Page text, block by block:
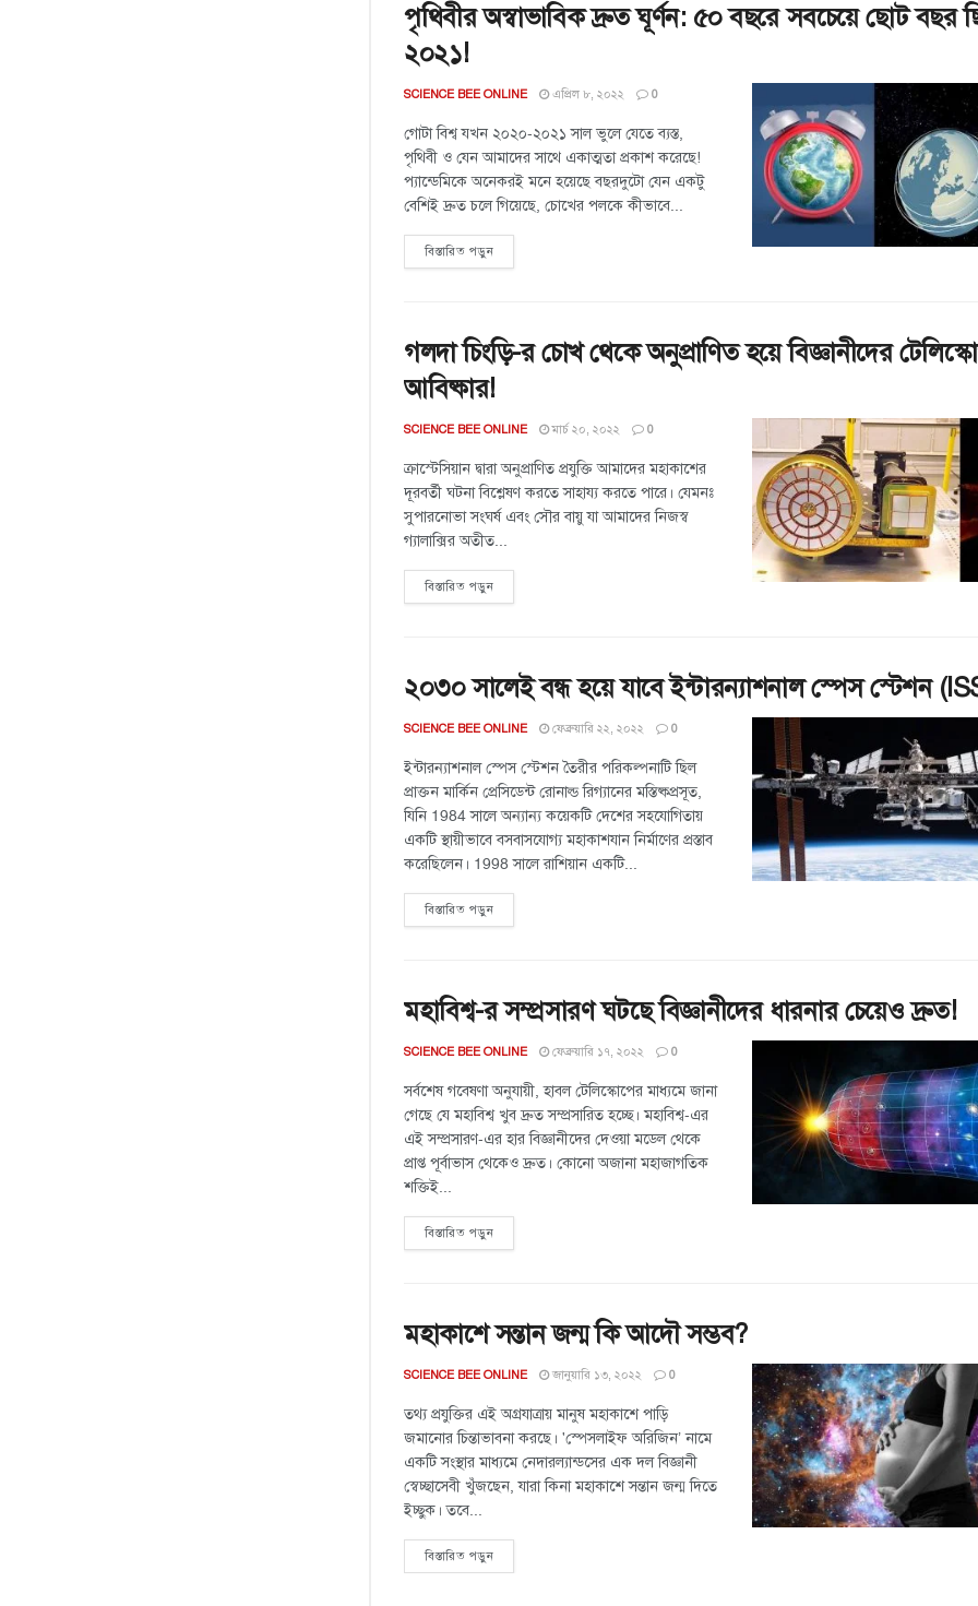
পৃথিবীর অস্বাভাবিক দ্রুত ঘূর্ণন: ৫০ বছরে সবচেয়ে ছোট বছর
২০২১!
SCIENCE BEE ONLINE এপ্রিল ৮, ২০২২ 0
গোটা বিশ্ব যখন ২০২০-২০২১ সাল ভুলে যেতে ব্যস্ত,
পৃথিবী ও যেন আমাদের সাথে একাত্মতা প্রকাশ করেছে!
প্যান্ডেমিকে অনেকরই মনে হয়েছে বছরদুটো যেন একটু
বেশিই দ্রুত চলে গিয়েছে, চোখের পলকে কীভাবে...
বিস্তারিত পড়ুন
গলদা চিংড়ি-র চোখ থেকে অনুপ্রাণিত হয়ে বিজ্ঞানীদের
আবিষ্কার!
SCIENCE BEE ONLINE মার্চ ২০, ২০২২ 0
ক্রাস্টেসিয়ান দ্বারা অনুপ্রাণিত প্রযুক্তি আমাদের মহাকাশের
দূরবর্তী ঘটনা বিশ্লেষণ করতে সাহায্য করতে পারে। যেমনঃ
সুপারনোভা সংঘর্ষ এবং সৌর বায়ু যা আমাদের নিজস্ব
গ্যালাক্সির অতীত...
বিস্তারিত পড়ুন
২০৩০ সালেই বন্ধ হয়ে যাবে ইন্টারন্যাশনাল স্পেস স্টেশন
SCIENCE BEE ONLINE ফেব্রুয়ারি ২২, ২০২২ 0
ইন্টারন্যাশনাল স্পেস স্টেশন তৈরীর পরিকল্পনাটি ছিল
প্রাক্তন মার্কিন প্রেসিডেন্ট রোনাল্ড রিগ্যানের মস্তিষ্কপ্রসূত,
যিনি 1984 সালে অন্যান্য কয়েকটি দেশের সহযোগিতায়
একটি স্থায়ীভাবে বসবাসযোগ্য মহাকাশযান নির্মাণের প্রস্তাব
করেছিলেন। 1998 সালে রাশিয়ান একটি...
বিস্তারিত পড়ুন
মহাবিশ্ব-র সম্প্রসারণ ঘটছে বিজ্ঞানীদের ধারনার চেয়েও দ্রুত!
SCIENCE BEE ONLINE ফেব্রুয়ারি ১৭, ২০২২ 0
সর্বশেষ গবেষণা অনুযায়ী, হাবল টেলিস্কোপের মাধ্যমে জানা
গেছে যে মহাবিশ্ব খুব দ্রুত সম্প্রসারিত হচ্ছে। মহাবিশ্ব-এর
এই সম্প্রসারণ-এর হার বিজ্ঞানীদের দেওয়া মডেল থেকে
প্রাপ্ত পূর্বাভাস থেকেও দ্রুত। কোনো অজানা মহাজাগতিক
শক্তিই...
বিস্তারিত পড়ুন
মহাকাশে সন্তান জন্ম কি আদৌ সম্ভব?
SCIENCE BEE ONLINE জানুয়ারি ১৩, ২০২২ 0
তথ্য প্রযুক্তির এই অগ্রযাত্রায় মানুষ মহাকাশে পাড়ি
জমানোর চিন্তাভাবনা করছে। 'স্পেসলাইফ অরিজিন’ নামে
একটি সংস্থার মাধ্যমে নেদারল্যান্ডসের এক দল বিজ্ঞানী
স্বেচ্ছাসেবী খুঁজছেন, যারা কিনা মহাকাশে সন্তান জন্ম দিতে
ইচ্ছুক। তবে...
বিস্তারিত পড়ুন